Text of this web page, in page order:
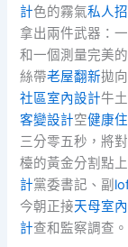
計色的霧氣私人
拿出兩件武器：
和一個測量完美
絲帶老屋翻新拋
社區室內設計牛
客變設計空健康
三分零五秒，將
檯的黃金分割點上
計黨委書記、副
今朝正接天母室
計查和監察調查。